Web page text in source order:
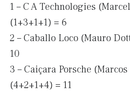
1 – C A Technologies
(1+3+1+1) = 6
2 – Caballo Loco (Mauro
10
3 – Caiçara Porsche
(4+2+1+4) = 11